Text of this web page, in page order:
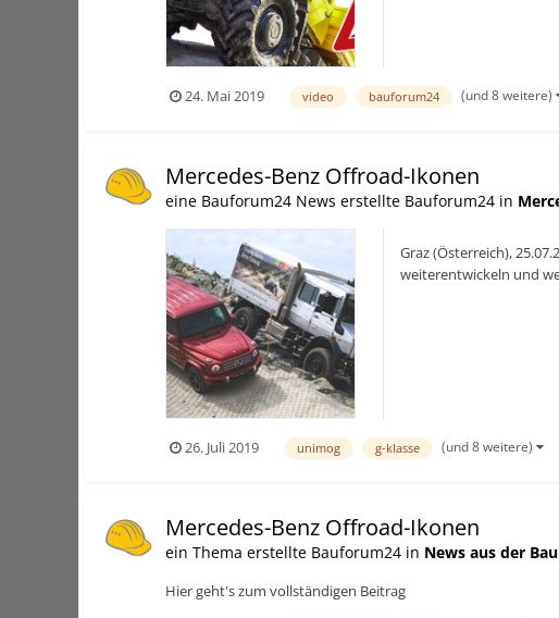
24. Mai 2019 video bauforum24 (und 8 weitere)
Mercedes-Benz Offroad-Ikonen
eine Bauforum24 News erstellte Bauforum24 in
Graz (Österreich),
weiterentwickeln und
26. Juli 2019 unimog g-klasse (und 8 weitere)
Mercedes-Benz Offroad-Ikonen
ein Thema erstellte Bauforum24 in News aus der
Hier geht's zum vollständigen Beitrag